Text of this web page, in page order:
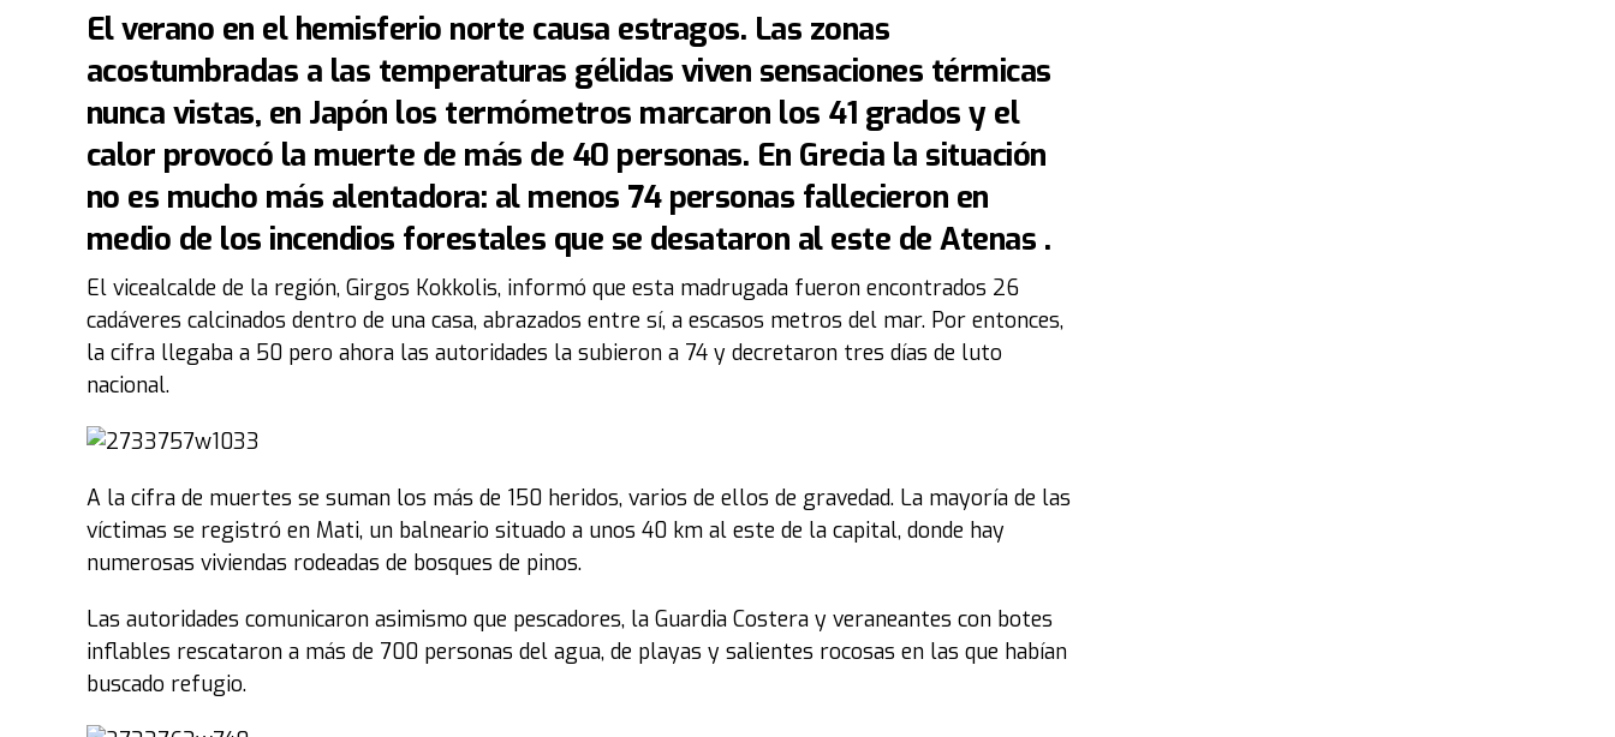
El verano en el hemisferio norte causa estragos. Las zonas
acostumbradas a las temperaturas gélidas viven sensaciones térmicas
nunca vistas, en Japón los termómetros marcaron los 41 grados y el
calor provocó la muerte de más de 40 personas. En Grecia la situación
no es mucho más alentadora: al menos 74 personas fallecieron en
medio de los incendios forestales que se desataron al este de Atenas .
El vicealcalde de la región, Girgos Kokkolis, informó que esta madrugada fueron encontrados 26
cadáveres calcinados dentro de una casa, abrazados entre sí, a escasos metros del mar. Por entonces,
la cifra llegaba a 50 pero ahora las autoridades la subieron a 74 y decretaron tres días de luto
nacional.
A la cifra de muertes se suman los más de 150 heridos, varios de ellos de gravedad. La mayoría de las
víctimas se registró en Mati, un balneario situado a unos 40 km al este de la capital, donde hay
numerosas viviendas rodeadas de bosques de pinos.
Las autoridades comunicaron asimismo que pescadores, la Guardia Costera y veraneantes con botes
inflables rescataron a más de 700 personas del agua, de playas y salientes rocosas en las que habían
buscado refugio.